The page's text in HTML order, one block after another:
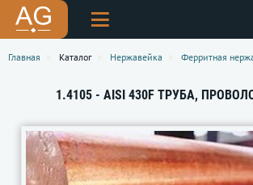
Главная Каталог Нержавейка Ферритная
1.4105 - AISI 430F ТРУБА,